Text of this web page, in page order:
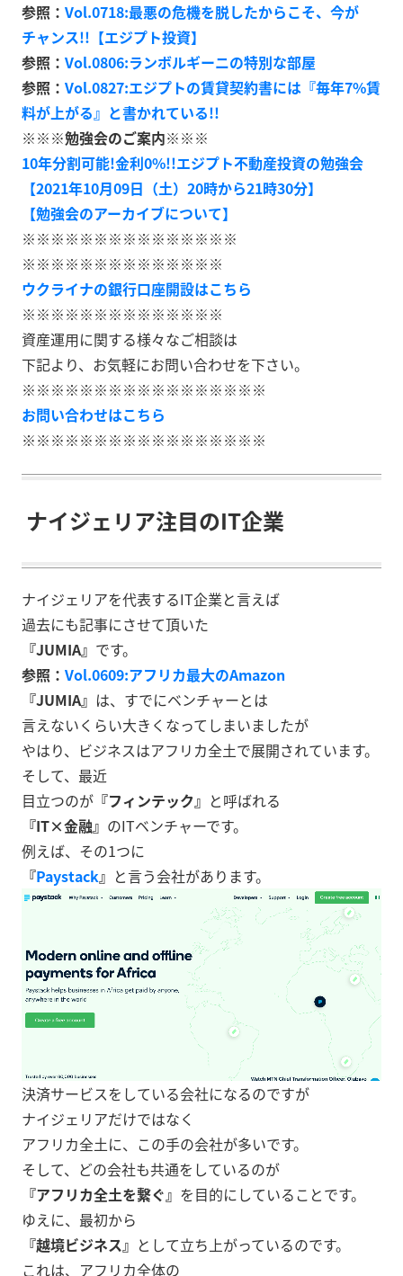
参照： Vol.0718:最悪の危機を脱したからこそ、今が
チャンス!!【エジプト投資】
参照： Vol.0806:ランボルギーニの特別な部屋
参照： Vol.0827:エジプトの賃貸契約書には『毎年7%賃
料が上がる』と書かれている!!
※※※勉強会のご案内※※※
10年分割可能!金利0%!!エジプト不動産投資の勉強会
【2021年10月09日（土）20時から21時30分】
【勉強会のアーカイブについて】
※※※※※※※※※※※※※※※
※※※※※※※※※※※※※※
ウクライナの銀行口座開設はこちら
※※※※※※※※※※※※※※
資産運用に関する様々なご相談は
下記より、お気軽にお問い合わせを下さい。
※※※※※※※※※※※※※※※※※
お問い合わせはこちら
※※※※※※※※※※※※※※※※※
ナイジェリア注目のIT企業
ナイジェリアを代表するIT企業と言えば
過去にも記事にさせて頂いた
『JUMIA』 です。
参照： Vol.0609:アフリカ最大のAmazon
『JUMIA』 は、すでにベンチャーとは
言えないくらい大きくなってしまいましたが
やはり、ビジネスはアフリカ全土で展開されています。
そして、最近
目立つのが 『フィンテック』 と呼ばれる
『IT×金融』 のITベンチャーです。
例えば、その1つに
『Paystack』 と言う会社があります。
決済サービスをしている会社になるのですが
ナイジェリアだけではなく
アフリカ全土に、この手の会社が多いです。
そして、どの会社も共通をしているのが
『アフリカ全土を繋ぐ』 を目的にしていることです。
ゆえに、最初から
『越境ビジネス』 として立ち上がっているのです。
これは、アフリカ全体の